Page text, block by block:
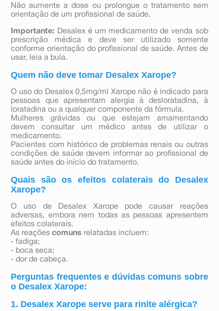
Não aumente a dose ou prolongue o tratamento sem
orientação de um profissional de saúde.
Importante: Desalex é um medicamento de venda sob
prescrição médica e deve ser utilizado somente
conforme orientação do profissional de saúde. Antes de
usar, leia a bula.
Quem não deve tomar Desalex Xarope?
O uso do Desalex 0,5mg/ml Xarope não é indicado para
pessoas que apresentam alergia à desloratadina, à
loratadina ou a qualquer componente da fórmula.
Mulheres grávidas ou que estejam amamentando
devem consultar um médico antes de utilizar o
medicamento.
Pacientes com histórico de problemas renais ou outras
condições de saúde devem informar ao profissional de
saúde antes do início do tratamento.
Quais são os efeitos colaterais do Desalex
Xarope?
O uso de Desalex Xarope pode causar reações
adversas, embora nem todas as pessoas apresentem
efeitos colaterais.
As reaçõescomuns relatadas incluem:
- fadiga;
- boca seca;
- dor de cabeça.
Perguntas frequentes e dúvidas comuns sobre
o Desalex Xarope:
1. Desalex Xarope serve para rinite alérgica?